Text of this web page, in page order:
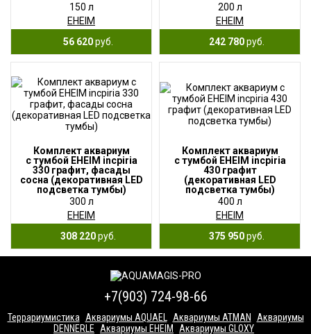
150 л
EHEIM
56 620руб.
200 л
EHEIM
242 780руб.
Комплект аквариум
с тумбой EHEIM incpiria
330 графит, фасады
сосна (декоративная LED
подсветка тумбы)
300 л
EHEIM
308 220руб.
Комплект аквариум
с тумбой EHEIM incpiria
430 графит
(декоративная LED
подсветка тумбы)
400 л
EHEIM
375 950руб.
+7(903) 724-98-66
Террариумистика Аквариумы AQUAEL Аквариумы ATMAN
Аквариумы
DENNERLE
Аквариумы EHEIM Аквариумы GLOXY